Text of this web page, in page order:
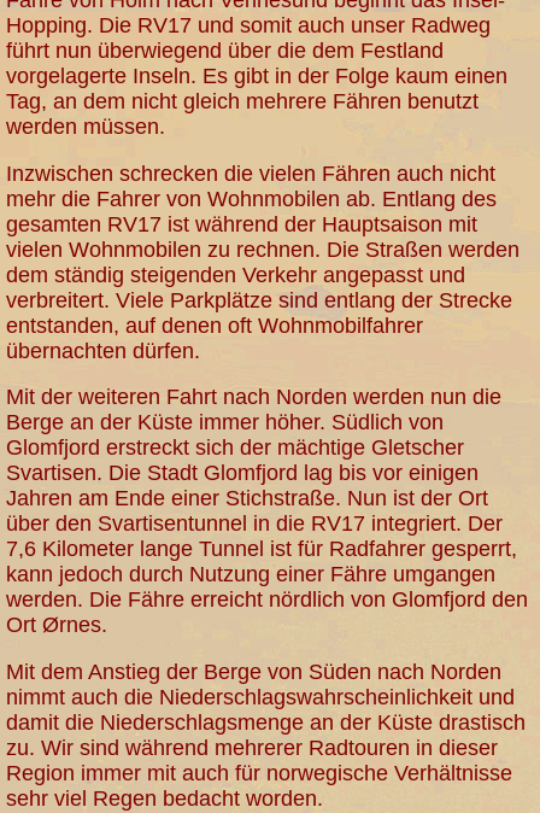
Hopping. Die RV17 und somit auch unser Radweg
führt nun überwiegend über die dem Festland
vorgelagerte Inseln. Es gibt in der Folge kaum einen
Tag, an dem nicht gleich mehrere Fähren benutzt
werden müssen.
Inzwischen schrecken die vielen Fähren auch nicht
mehr die Fahrer von Wohnmobilen ab. Entlang des
gesamten RV17 ist während der Hauptsaison mit
vielen Wohnmobilen zu rechnen. Die Straßen werden
dem ständig steigenden Verkehr angepasst und
verbreitert. Viele Parkplätze sind entlang der Strecke
entstanden, auf denen oft Wohnmobilfahrer
übernachten dürfen.
Mit der weiteren Fahrt nach Norden werden nun die
Berge an der Küste immer höher. Südlich von
Glomfjord erstreckt sich der mächtige Gletscher
Svartisen. Die Stadt Glomfjord lag bis vor einigen
Jahren am Ende einer Stichstraße. Nun ist der Ort
über den Svartisentunnel in die RV17 integriert. Der
7,6 Kilometer lange Tunnel ist für Radfahrer gesperrt,
kann jedoch durch Nutzung einer Fähre umgangen
werden. Die Fähre erreicht nördlich von Glomfjord den
Ort Ørnes.
Mit dem Anstieg der Berge von Süden nach Norden
nimmt auch die Niederschlagswahrscheinlichkeit und
damit die Niederschlagsmenge an der Küste drastisch
zu. Wir sind während mehrerer Radtouren in dieser
Region immer mit auch für norwegische Verhältnisse
sehr viel Regen bedacht worden.